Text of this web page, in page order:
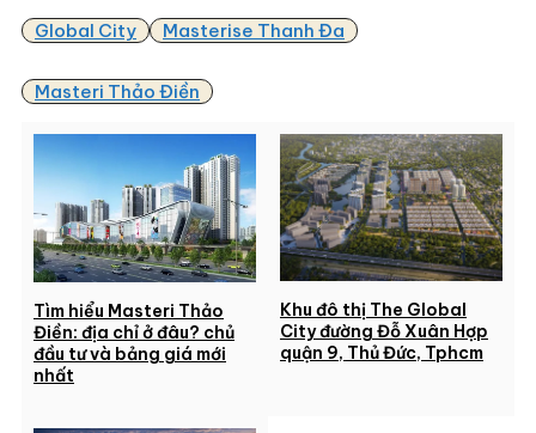
Global City Masterise Thanh Đa
Masteri Thảo Điền
Tìm hiểu Masteri Thảo
Điền: địa chỉ ở đâu? chủ
đầu tư và bảng giá mới
nhất
Khu đô thị The Global
City đường Đỗ Xuân Hợp
quận 9, Thủ Đức, Tphcm